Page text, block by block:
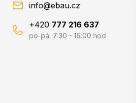
info@ebau.cz
+420 777 216 637
po-pá: 7:30 - 16:00 hod